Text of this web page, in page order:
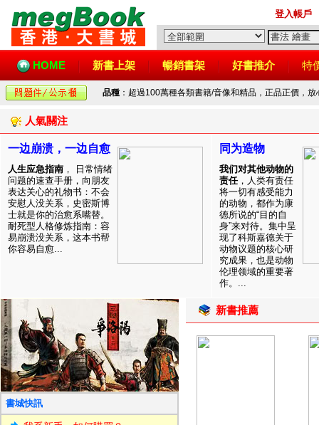
登入帳戶
HOME 新書上架 暢銷書架 好書推介 特
品種 ：超過100萬種各類書籍/音像和精品，正品正價，
人氣關注
一边崩溃，一边自愈
人生应急指南 ， 日常情绪
问题的速查手册，向朋友
表达关心的礼物书：不会
安慰人没关系，史密斯博
士就是你的治愈系嘴替。
耐死型人格修炼指南：容
易崩溃没关系，这本书帮
你容易自愈...
同为造物
我们对其他动物的
责任，人类有责任
将一切有感受能力
的动物，都作为康
德所说的“目的自
身”来对待。集中呈
现了科斯嘉德关于
动物议题的核心研
究成果，也是动物
伦理领域的重要著
作。...
書城快訊
新書推薦